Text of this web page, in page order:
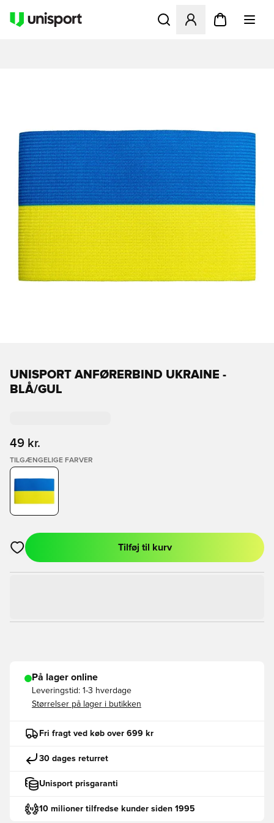
Åbner en Modal til at
UNISPORT ANFØRERBIND UKRAINE -
BLÅ/GUL
49 kr.
TILGÆNGELIGE FARVER
Åbner en Modal til at logge ind eller tilmelde dig som medlem
Tilføj til kurv
På lager online
Leveringstid: 1-3 hverdage
Størrelser på lager i butikken
Fri fragt ved køb over 699 kr
30 dages returret
Unisport prisgaranti
10 milioner tilfredse kunder siden 1995